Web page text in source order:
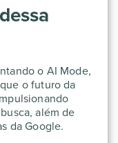
o AI Mode,
o futuro da
além de
da Google.